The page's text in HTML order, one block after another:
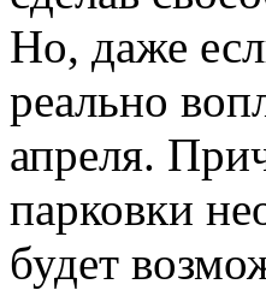
Но, даже
реально
апреля.
парковки
будет